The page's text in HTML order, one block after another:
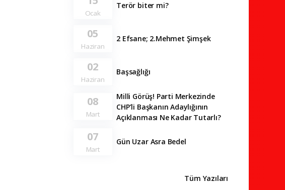
Ocak
Terör biter mi?
05
Haziran
2 Efsane; 2.Mehmet Şimşek
02
Haziran
Başsağlığı
08
Mart
Milli Görüş! Parti Merkezinde
CHP’li Başkanın Adaylığının
Açıklanması Ne Kadar Tutarlı?
07
Mart
Gün Uzar Asra Bedel
Tüm Yazıları